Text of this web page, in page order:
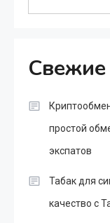
Свежие
простой
экспатов
Табак для
качество с